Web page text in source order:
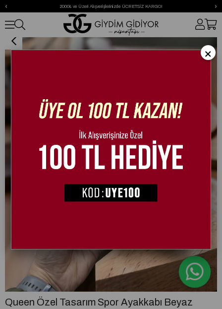
2000₺ ve Üzeri Alışverişlerinizde ÜCRETSİZ KARGO!
‹ ›
Queen Özel Tasarım Spor Ayakkabı Beyaz
Queen Özel Tasarım Spor Ayakkabı Beyaz
×